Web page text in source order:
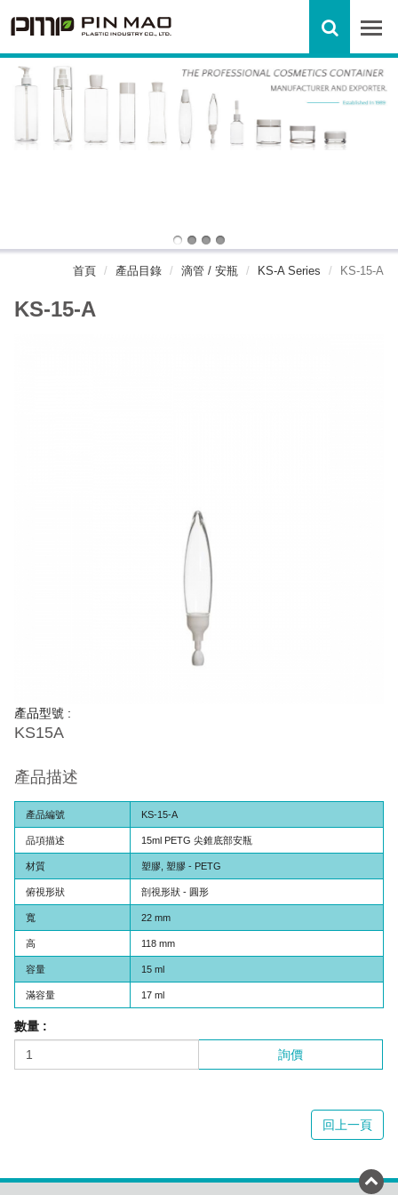
首頁 產品目錄 滴管 / 安瓶 KS-A Series KS-15-A
KS-15-A
產品型號 :
KS15A
產品描述
產品編號 KS-15-A
品項描述 15ml PETG 尖錐底部安瓶
材質 塑膠, 塑膠 - PETG
俯視形狀 剖視形狀 - 圓形
寬 22 mm
高 118 mm
容量 15 ml
滿容量 17 ml
數量 :
詢價
回上一頁